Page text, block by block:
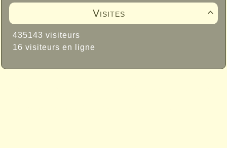

Visites
435143 visiteurs
16 visiteurs en ligne